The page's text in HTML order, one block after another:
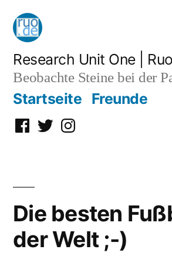
Zum
Inhalt
springen
Research Unit One |
Beobachte Steine bei der
Startseite Freunde
Facebook
TwitterInstagram
Die besten
der Welt ;-)